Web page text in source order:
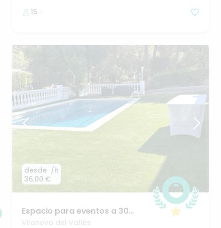
15
desde
36,00 €
/h
Espacio para eventos a 30
minutos de Barcelona
Vilanova del Vallès